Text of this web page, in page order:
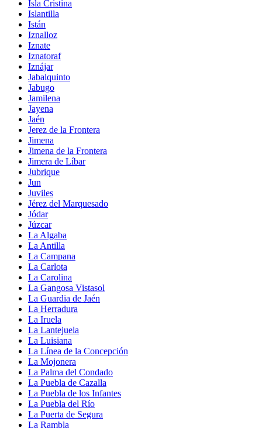
Isla Cristina
Islantilla
Istán
Iznalloz
Iznate
Iznatoraf
Iznájar
Jabalquinto
Jabugo
Jamilena
Jayena
Jaén
Jerez de la Frontera
Jimena
Jimena de la Frontera
Jimera de Líbar
Jubrique
Jun
Juviles
Jérez del Marquesado
Jódar
Júzcar
La Algaba
La Antilla
La Campana
La Carlota
La Carolina
La Gangosa Vistasol
La Guardia de Jaén
La Herradura
La Iruela
La Lantejuela
La Luisiana
La Línea de la Concepción
La Mojonera
La Palma del Condado
La Puebla de Cazalla
La Puebla de los Infantes
La Puebla del Río
La Puerta de Segura
La Rambla